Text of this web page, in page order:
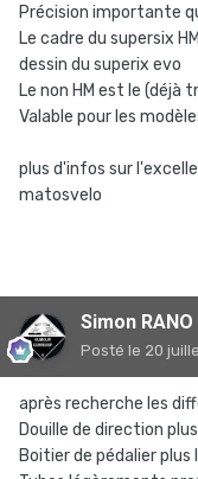
Précision importante
Le cadre du supersix
dessin du superix evo
Le non HM est le (déjà
Valable pour les
plus d'infos sur
matosvelo
Simon RANO
Posté le 20
après recherche les
Douille de direction
Boitier de pédalier plus